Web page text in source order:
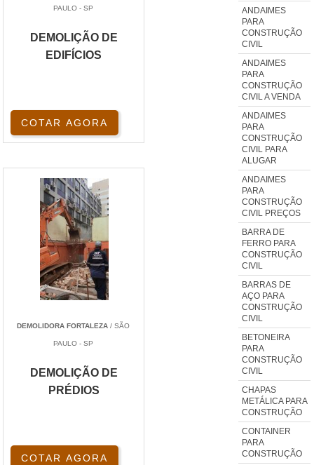
PAULO - SP
DEMOLIÇÃO DE
EDIFÍCIOS
COTAR AGORA
DEMOLIDORA FORTALEZA / SÃO
PAULO - SP
DEMOLIÇÃO DE
PRÉDIOS
COTAR AGORA
ANDAIMES
PARA
CONSTRUÇÃO
CIVIL
ANDAIMES
PARA
CONSTRUÇÃO
CIVIL A VENDA
ANDAIMES
PARA
CONSTRUÇÃO
CIVIL PARA
ALUGAR
ANDAIMES
PARA
CONSTRUÇÃO
CIVIL PREÇOS
BARRA DE
FERRO PARA
CONSTRUÇÃO
CIVIL
BARRAS DE
AÇO PARA
CONSTRUÇÃO
CIVIL
BETONEIRA
PARA
CONSTRUÇÃO
CIVIL
CHAPAS
METÁLICA PARA
CONSTRUÇÃO
CONTAINER
PARA
CONSTRUÇÃO